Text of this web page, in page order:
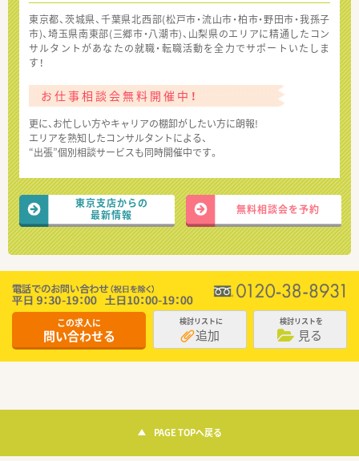
東京都、茨城県、千葉県北西部(松戸市・流山市・柏市・野田市・我孫子
市)、埼玉県南東部(三郷市・八潮市)、山梨県のエリアに精通したコン
サルタントがあなたの就職・転職活動を全力でサポートいたしま
す！
お仕事相談会無料開催中！
更に、お忙しい方やキャリアの棚卸がしたい方に朗報!
エリアを熟知したコンサルタントによる、
“出張”個別相談サービスも同時開催中です。
東京支店からの
最新情報
無料相談会を予約
この求人に
問い合わせる
検討リストに
追加
検討リストを
見る
PAGE TOPへ戻る